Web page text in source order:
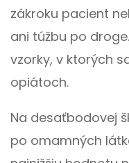
zákroku pacient
ani túžbu po
vzorky, v ktorých
opiátoch.
Na desaťbodovej
po omamných